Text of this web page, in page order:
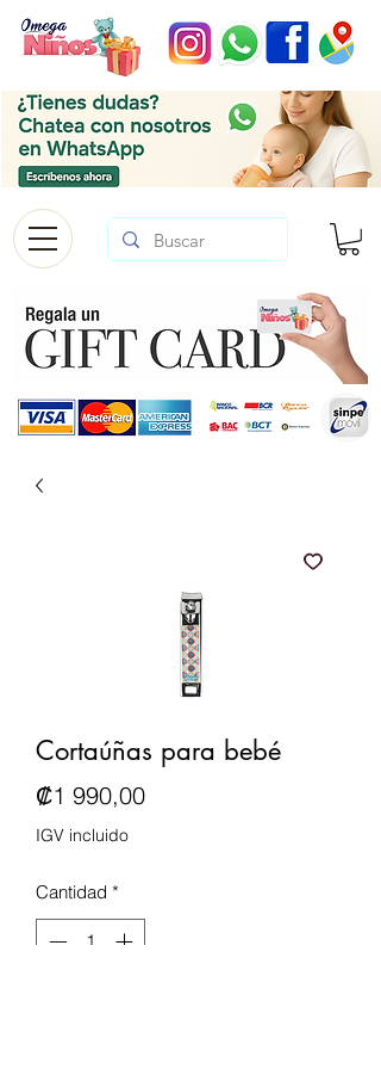
Cortaúñas para bebé
₡1 990,00Precio
IGV incluido
Cantidad *